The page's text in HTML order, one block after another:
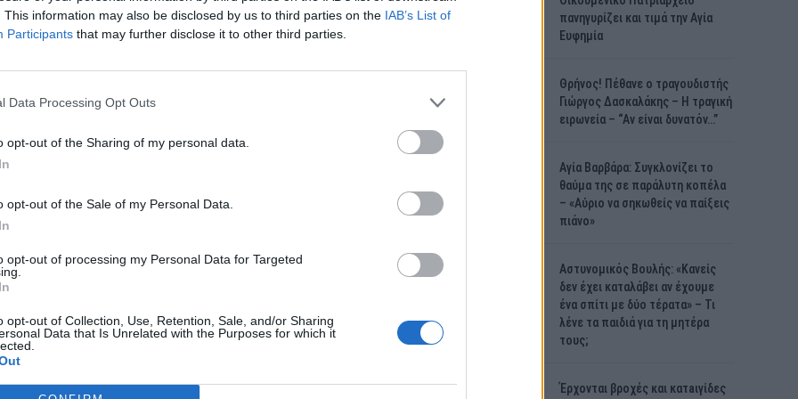
This information may also be disclosed by us to third parties on the IAB’s List of
Participants that may further disclose it to other third parties.
Data Processing Opt Outs
opt-out of the Sharing of my personal data.
opt-out of the Sale of my Personal Data.
opt-out of processing my Personal Data for Targeted
opt-out of Collection, Use, Retention, Sale, and/or Sharing
Data that Is Unrelated with the Purposes for which it
ζωή, η Μαριάννα Βαρδινογιάννη που
της και το έργο της για τα παιδιά,
στο περιοδικό Gala.
με τον σύζυγό σας, Βαρδή;
ζωής μου μαζί με τη στιγμή της
σε ένα συγγενικό σπίτι στον
κι εκείνος αξιωματικός του
την πρώτη στιγμή ότι είναι ο
την πρώτη συνάντηση δεν
ο ένας τον άλλο. Ούτε το
πανηγυρίζει και τιμά την Αγία
Ευφημία
Θρήνος! Πέθανε ο τραγουδιστής
Γιώργος Δασκαλάκης – Η τραγική
ειρωνεία – “Αν είναι δυνατόν…”
Αγία Βαρβάρα: Συγκλονίζει το
θαύμα της σε παράλυτη κοπέλα
– «Αύριο να σηκωθείς να παίξεις
πιάνο»
Αστυνομικός Bουλής: «Κανείς
δεν έχει καταλάβει αν έχουμε
ένα σπίτι με δύο τέρατα» – Τι
λένε τα παιδιά για τη μητέρα
τους;
Έρχονται βροχές και κατaιγίδες